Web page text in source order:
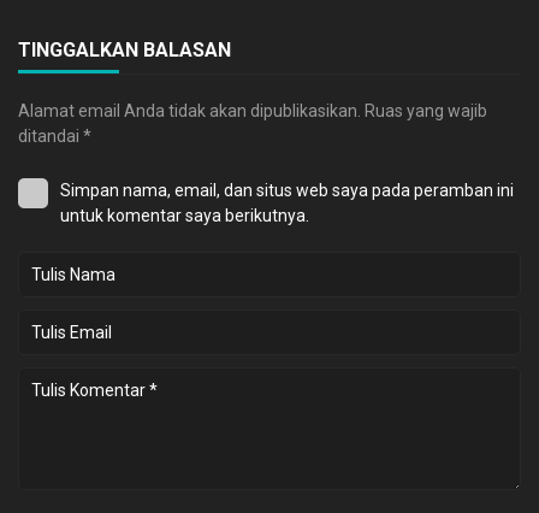
TINGGALKAN BALASAN
Alamat email Anda tidak akan dipublikasikan. Ruas yang wajib
ditandai *
Simpan nama, email, dan situs web saya pada peramban ini
untuk komentar saya berikutnya.